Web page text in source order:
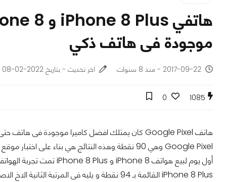
موجودة فى هاتف ذكي
2017-09-22 - منذ 8 سنوات اخر تحديث - بتاريخ 2022-02-08
1085
0
Google Pixel وهي 90 نقطة وهذه النتائج هي بناء على اختبار موقع